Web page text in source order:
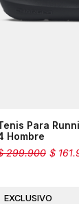
Para
Hombre
$ 161.
299.900